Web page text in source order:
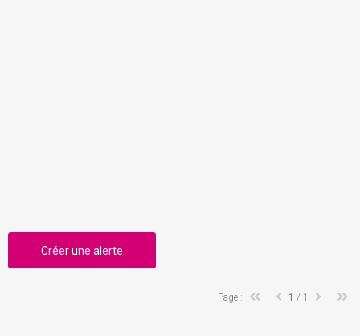
Créer une alerte
Page : 1 / 1